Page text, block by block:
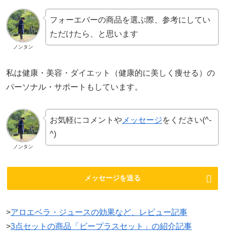
ノンタン
フォーエバーの商品を選ぶ際、参考にしてい
ただけたら、と思います
私は健康・美容・ダイエット（健康的に美しく痩せる）の
パーソナル・サポートもしています。
ノンタン
お気軽にコメントやメッセージをください(^-
^)
メッセージを送る
>アロエベラ・ジュースの効果など、レビュー記事
>3点セットの商品「ビープラスセット」の紹介記事